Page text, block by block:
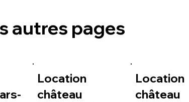
autres pages
Location
château
Location
château